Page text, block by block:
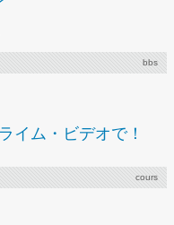
bbs
イム・ビデオで！
cours